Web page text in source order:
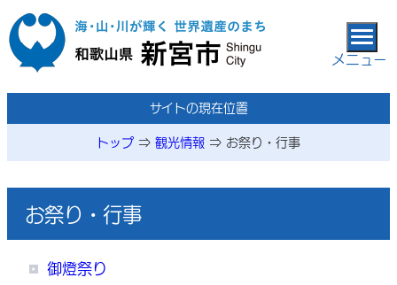
本文へ移動
メニュー
メニューページサイトの現在位置
トップ ⇒ 観光情報 ⇒ お祭り・行事
お祭り・行事
御燈祭り